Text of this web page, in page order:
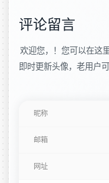
评论留言
欢迎您，！您可以在这
即时更新头像，老用户